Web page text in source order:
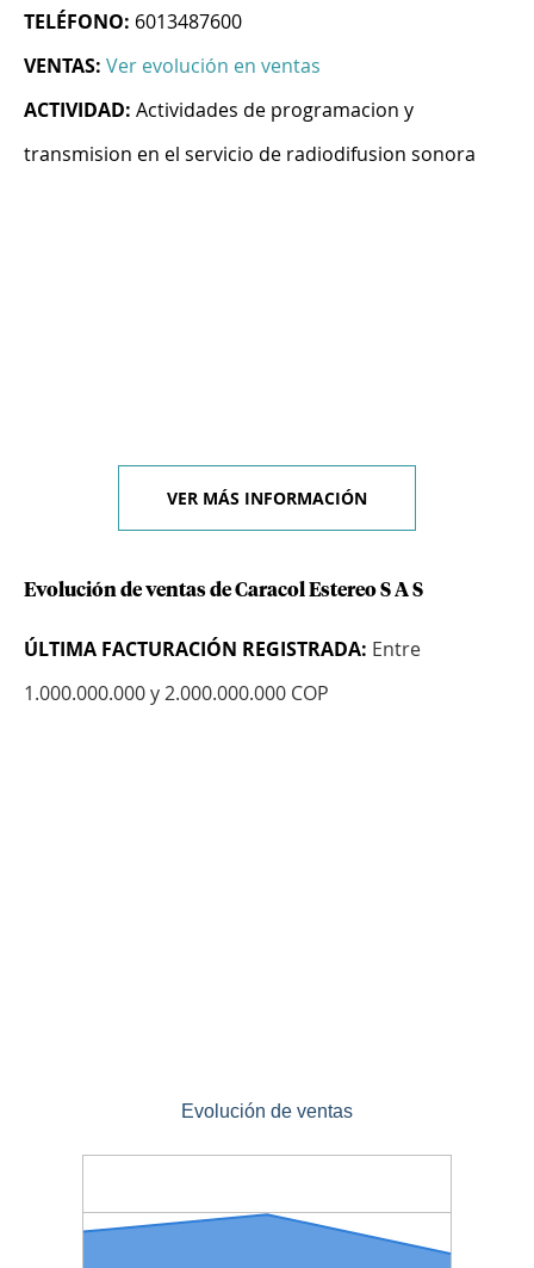
TELÉFONO: 6013487600
VENTAS: Ver evolución en ventas
ACTIVIDAD: Actividades de programacion y
transmision en el servicio de radiodifusion sonora
VER MÁS INFORMACIÓN
Evolución de ventas de Caracol Estereo S A S
ÚLTIMA FACTURACIÓN REGISTRADA: Entre
1.000.000.000 y 2.000.000.000 COP
Evolución de ventas